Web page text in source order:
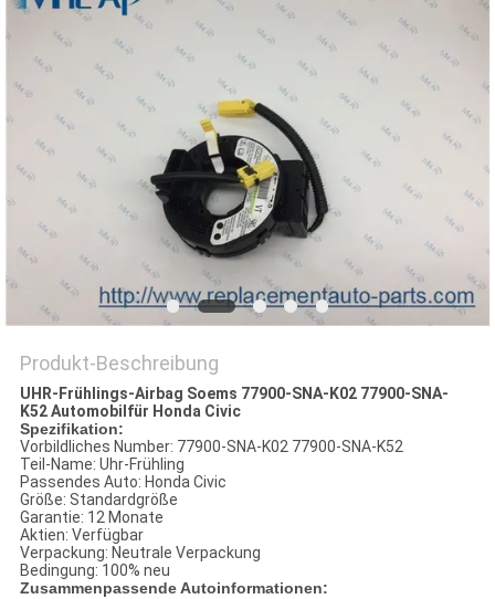
Produkt-Beschreibung
UHR-Frühlings-Airbag Soems 77900-SNA-K02 77900-SNA-
K52 Automobilfür Honda Civic
Spezifikation:
Vorbildliches Number: 77900-SNA-K02 77900-SNA-K52
Teil-Name: Uhr-Frühling
Passendes Auto: Honda Civic
Größe: Standardgröße
Garantie: 12 Monate
Aktien: Verfügbar
Verpackung: Neutrale Verpackung
Bedingung: 100% neu
Zusammenpassende Autoinformationen: